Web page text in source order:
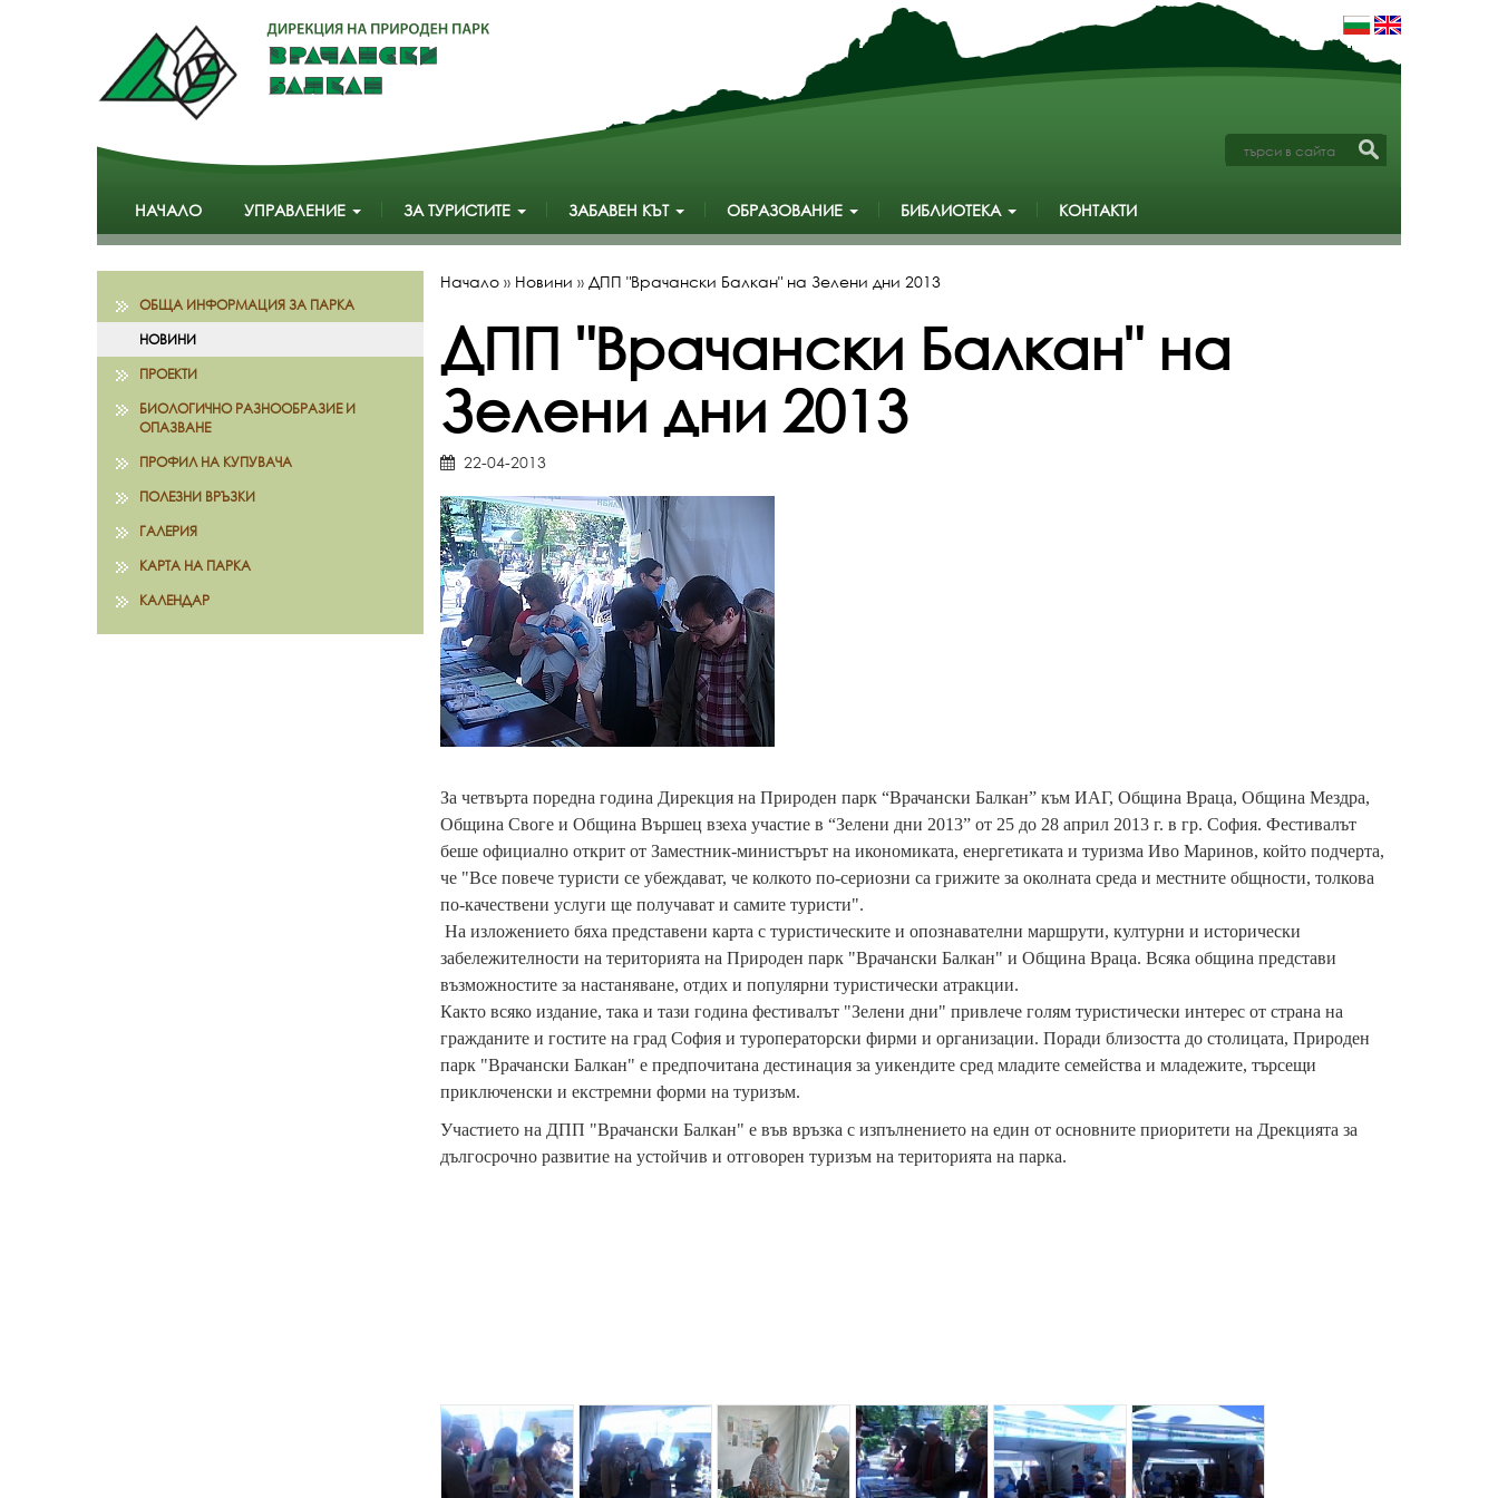
НАЧАЛО УПРАВЛЕНИЕ ЗА ТУРИСТИТЕ ЗАБАВЕН КЪТ ОБРАЗОВАНИЕ БИБЛИОТЕКА КОНТАКТИ
ОБЩА ИНФОРМАЦИЯ ЗА ПАРКА
НОВИНИ
ПРОЕКТИ
БИОЛОГИЧНО РАЗНООБРАЗИЕ И
ОПАЗВАНЕ
ПРОФИЛ НА КУПУВАЧА
ПОЛЕЗНИ ВРЪЗКИ
ГАЛЕРИЯ
КАРТА НА ПАРКА
КАЛЕНДАР
Начало» Новини » ДПП "Врачански Балкан" на Зелени дни 2013
ДПП "Врачански Балкан" на
Зелени дни 2013
22-04-2013
За четвърта поредна година Дирекция на Природен парк “Врачански Балкан” към ИАГ, Община Враца, Община Мездра,
Община Своге и Община Вършец взеха участие в “Зелени дни 2013” от 25 до 28 април 2013 г. в гр. София. Фестивалът
беше официално открит от Заместник-министърът на икономиката, енергетиката и туризма Иво Маринов, който подчерта,
че "Все повече туристи се убеждават, че колкото по-сериозни са грижите за околната среда и местните общности, толкова
по-качествени услуги ще получават и самите туристи".
На изложението бяха представени карта с туристическите и опознавателни маршрути, културни и исторически
забележителности на територията на Природен парк "Врачански Балкан" и Община Враца. Всяка община представи
възможностите за настаняване, отдих и популярни туристически атракции.
Както всяко издание, така и тази година фестивалът "Зелени дни" привлече голям туристически интерес от страна на
гражданите и гостите на град София и туроператорски фирми и организации. Поради близостта до столицата, Природен
парк "Врачански Балкан" е предпочитана дестинация за уикендите сред младите семейства и младежите, търсещи
приключенски и екстремни форми на туризъм.
Участието на ДПП "Врачански Балкан" е във връзка с изпълнението на един от основните приоритети на Дрекцията за
дългосрочно развитие на устойчив и отговорен туризъм на територията на парка.
{
p
a
{
p
a
r
p
r
{
p
a
r
{
p
a
r
{
p
a
r